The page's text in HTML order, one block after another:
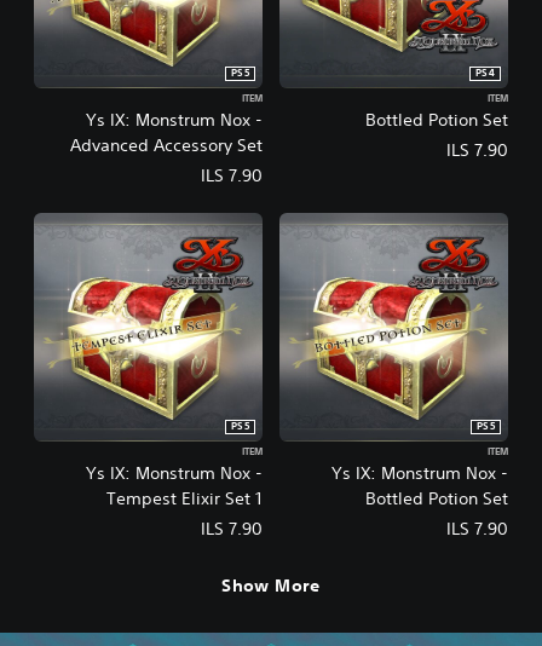
Bottled Potion Set
PS4
ITEM
ILS 7.90
Ys IX: Monstrum Nox -
Advanced Accessory Set
PS5
ITEM
ILS 7.90
Ys IX: Monstrum Nox -
Bottled Potion Set
PS5
ITEM
ILS 7.90
Ys IX: Monstrum Nox -
Tempest Elixir Set 1
PS5
ITEM
ILS 7.90
Show More